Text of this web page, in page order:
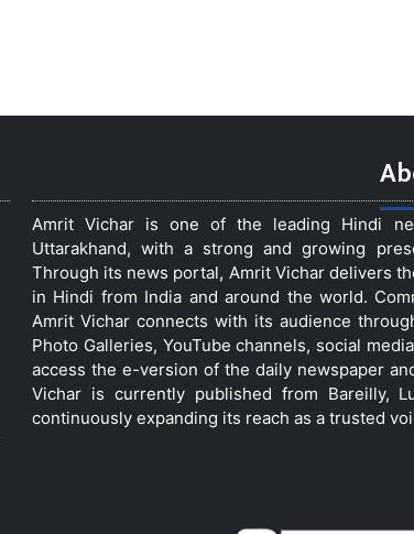
Amrit Vichar is one of the leading Hindi
Uttarakhand, with a strong and growing
Through its news portal, Amrit Vichar delivers
in Hindi from India and around the world.
Amrit Vichar connects with its audience
Photo Galleries, YouTube channels, social
access the e-version of the daily newspaper
Vichar is currently published from Bareilly,
continuously expanding its reach as a trusted